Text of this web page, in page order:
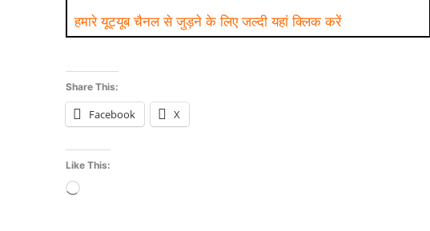
हमारे यूट्यूब चैनल से जुड़ने के लिए जल्दी यहां क्लिक करें
Share This:
Facebook X
Like This:
Loading…